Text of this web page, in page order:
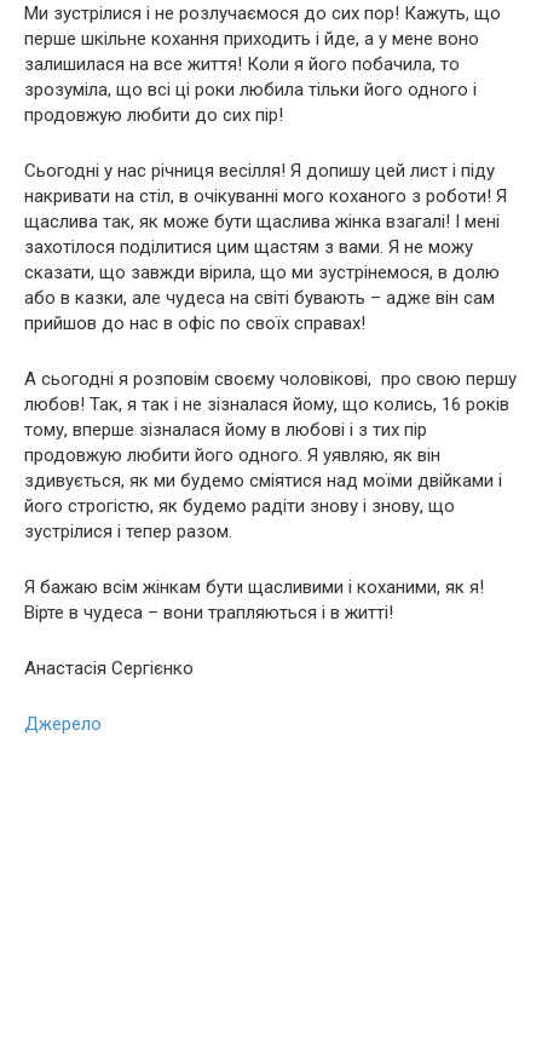
Ми зустрілися і не розлучаємося до сих пор! Кажуть, що
перше шкільне кохання приходить і йде, а у мене воно
залишилася на все життя! Коли я його побачила, то
зрозуміла, що всі ці роки любила тільки його одного і
продовжую любити до сих пір!
Сьогодні у нас річниця весілля! Я допишу цей лист і піду
накривати на стіл, в очікуванні мого коханого з роботи! Я
щаслива так, як може бути щаслива жінка взагалі! І мені
захотілося поділитися цим щастям з вами. Я не можу
сказати, що завжди вірила, що ми зустрінемося, в долю
або в казки, але чудеса на світі бувають – адже він сам
прийшов до нас в офіс по своїх справах!
А сьогодні я розповім своєму чоловікові, про свою першу
любов! Так, я так і не зізналася йому, що колись, 16 років
тому, вперше зізналася йому в любові і з тих пір
продовжую любити його одного. Я уявляю, як він
здивується, як ми будемо сміятися над моїми двійками і
його строгістю, як будемо радіти знову і знову, що
зустрілися і тепер разом.
Я бажаю всім жінкам бути щасливими і коханими, як я!
Вірте в чудеса – вони трапляються і в житті!
Анастасія Сергієнко
Джерело